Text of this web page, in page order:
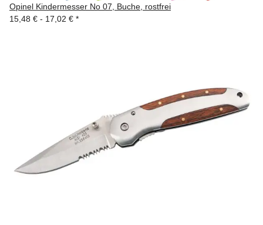
Opinel Kindermesser No 07, Buche, rostfrei
15,48 € - 17,02 € *